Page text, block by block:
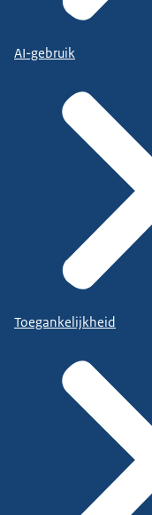
AI-gebruik
Toegankelijkheid